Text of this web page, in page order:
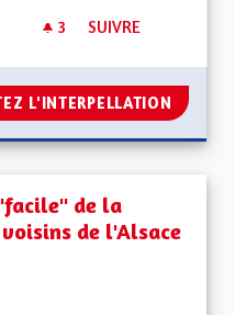
3 3 ABONNÉS
SUIVRE
L'INTERPELLATION
de la
de l'Alsace